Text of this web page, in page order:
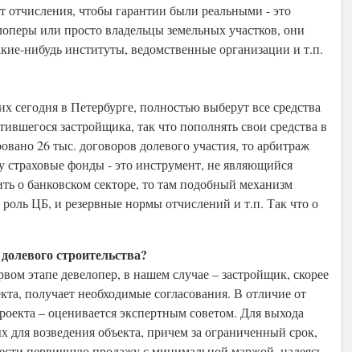
чтобы гарантии были реальными - это
или просто владельцы земельных участков, они
нибудь институты, ведомственные организации и т.п.
сегодня в Петербурге, полностью выберут все средства
застройщика, так что пополнять свои средства в
26 тыс. договоров долевого участия, то арбитраж
страховые фонды - это инструмент, не являющийся
о банковском секторе, то там подобный механизм
ЦБ, и резервные нормы отчислений и т.п. Так что о
строительства?
этапе девелопер, в нашем случае – застройщик, скорее
получает необходимые согласования. В отличие от
– оценивается экспертным советом. Для выхода
возведения объекта, причем за ограниченный срок,